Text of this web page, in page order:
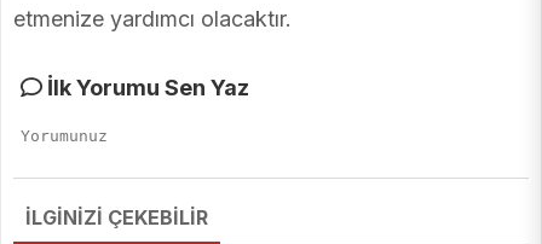
etmenize yardımcı olacaktır.
İlk Yorumu Sen Yaz
İLGİNİZİ ÇEKEBİLİR